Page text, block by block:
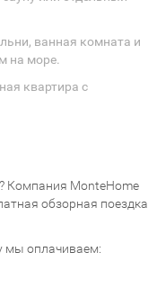
ванная комната и
на море.
квартира с
Компания MonteHome
обзорная поездка
мы оплачиваем: